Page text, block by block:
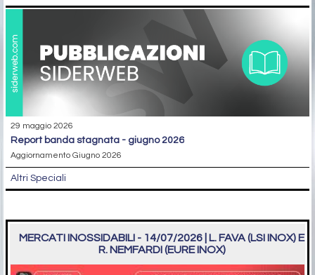
29 maggio 2026
report banda stagnata - giugno 2026
Aggiornamento Giugno 2026
Altri Speciali
MERCATI INOSSIDABILI - 14/07/2026 | L. FAVA (LSI INOX) E
R. NEMFARDI (EURE INOX)